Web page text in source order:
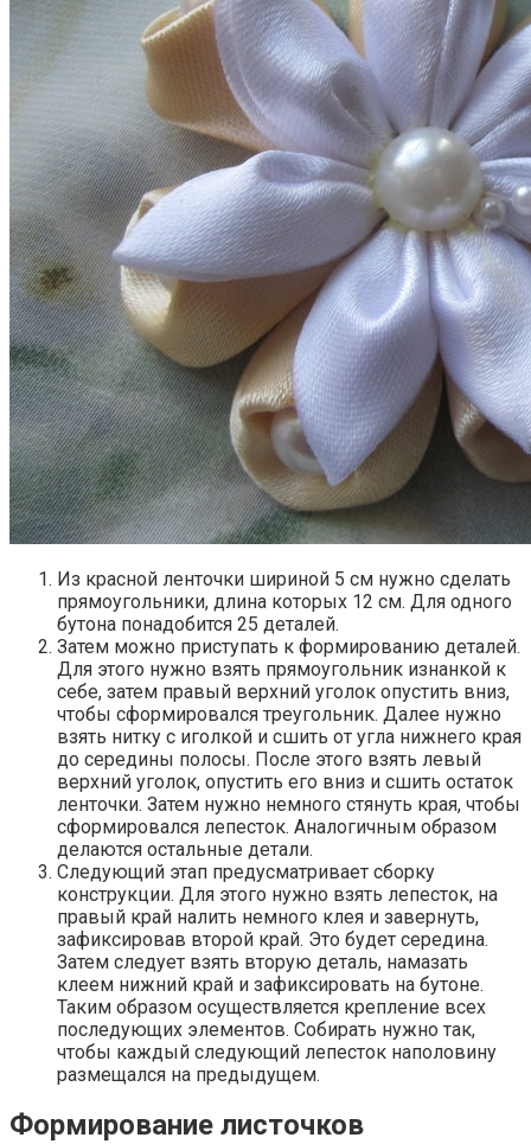
Из красной ленточки шириной 5 см нужно сделать
прямоугольники, длина которых 12 см. Для одного
бутона понадобится 25 деталей.
Затем можно приступать к формированию деталей.
Для этого нужно взять прямоугольник изнанкой к
себе, затем правый верхний уголок опустить вниз,
чтобы сформировался треугольник. Далее нужно
взять нитку с иголкой и сшить от угла нижнего края
до середины полосы. После этого взять левый
верхний уголок, опустить его вниз и сшить остаток
ленточки. Затем нужно немного стянуть края, чтобы
сформировался лепесток. Аналогичным образом
делаются остальные детали.
Следующий этап предусматривает сборку
конструкции. Для этого нужно взять лепесток, на
правый край налить немного клея и завернуть,
зафиксировав второй край. Это будет середина.
Затем следует взять вторую деталь, намазать
клеем нижний край и зафиксировать на бутоне.
Таким образом осуществляется крепление всех
последующих элементов. Собирать нужно так,
чтобы каждый следующий лепесток наполовину
размещался на предыдущем.
Формирование листочков